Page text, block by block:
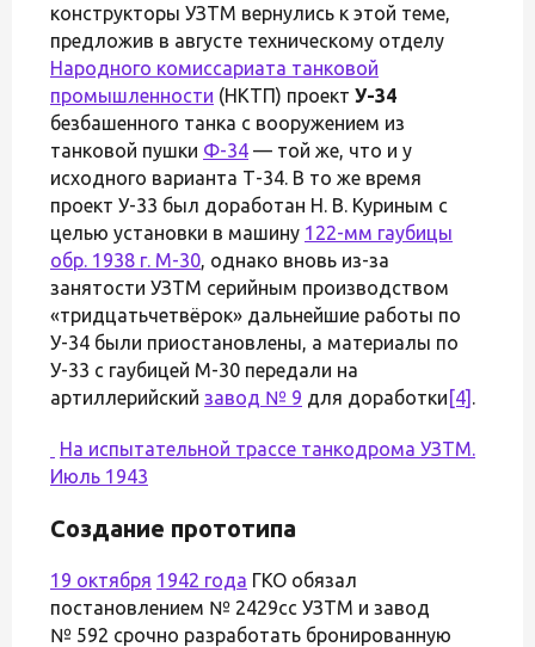
конструкторы УЗТМ вернулись к этой теме,
предложив в августе техническому отделу
Народного комиссариата танковой
промышленности (НКТП) проект У-34
безбашенного танка с вооружением из
танковой пушки Ф-34 — той же, что и у
исходного варианта Т-34. В то же время
проект У-33 был доработан Н. В. Куриным с
целью установки в машину 122-мм гаубицы
обр. 1938 г. М-30, однако вновь из-за
занятости УЗТМ серийным производством
«тридцатьчетвёрок» дальнейшие работы по
У-34 были приостановлены, а материалы по
У-33 с гаубицей М-30 передали на
артиллерийский завод № 9 для доработки [4] .
На испытательной трассе танкодрома УЗТМ.
Июль 1943
Создание прототипа
19 октября 1942 года ГКО обязал
постановлением № 2429сс УЗТМ и завод
№ 592 срочно разработать бронированную